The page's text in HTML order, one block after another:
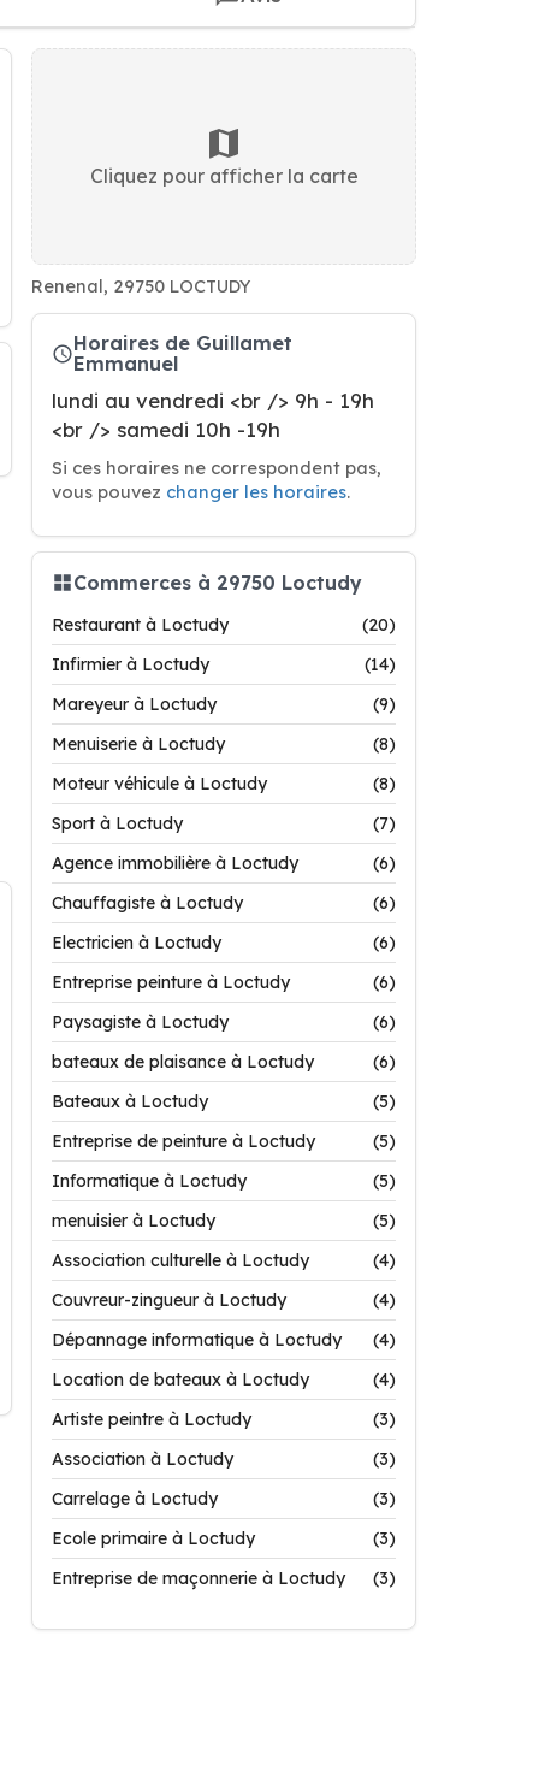
Cliquez pour afficher la carte
Renenal, 29750 LOCTUDY
Horaires de Guillamet
Emmanuel
lundi au vendredi <br /> 9h - 19h
<br /> samedi 10h -19h
Si ces horaires ne correspondent pas,
vous pouvez changer les horaires.
Commerces à 29750 Loctudy
Restaurant à Loctudy
(20)
Infirmier à Loctudy
(14)
Mareyeur à Loctudy
(9)
Menuiserie à Loctudy
(8)
Moteur véhicule à Loctudy
(8)
Sport à Loctudy
(7)
Agence immobilière à Loctudy
(6)
Chauffagiste à Loctudy
(6)
Electricien à Loctudy
(6)
Entreprise peinture à Loctudy
(6)
Paysagiste à Loctudy
(6)
bateaux de plaisance à Loctudy
(6)
Bateaux à Loctudy
(5)
Entreprise de peinture à Loctudy
(5)
Informatique à Loctudy
(5)
menuisier à Loctudy
(5)
Association culturelle à Loctudy
(4)
Couvreur-zingueur à Loctudy
(4)
Dépannage informatique à Loctudy
(4)
Location de bateaux à Loctudy
(4)
Artiste peintre à Loctudy
(3)
Association à Loctudy
(3)
Carrelage à Loctudy
(3)
Ecole primaire à Loctudy
(3)
Entreprise de maçonnerie à Loctudy
(3)